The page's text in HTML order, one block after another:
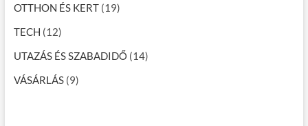
OTTHON ÉS KERT(19)
TECH (12)
UTAZÁS ÉS SZABADIDŐ (14)
VÁSÁRLÁS(9)